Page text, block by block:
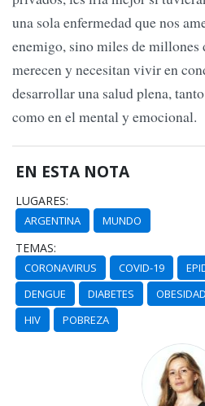
una sola enfermedad que nos
enemigo, sino miles de millones
merecen y necesitan vivir en
desarrollar una salud plena,
como en el mental y emocional.
EN ESTA NOTA
LUGARES:
ARGENTINA MUNDO
TEMAS:
CORONAVIRUS COVID-19
DENGUE
DIABETES OBESIDAD
HIV
POBREZA